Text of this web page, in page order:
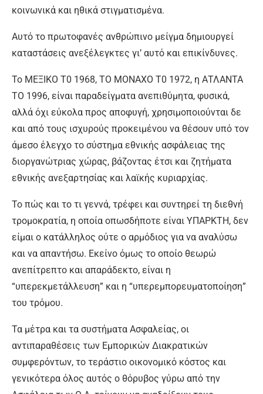
κοινωνικά και ηθικά στιγματισμένα.
Αυτό το πρωτοφανές ανθρώπινο μείγμα δημιουργεί
καταστάσεις ανεξέλεγκτες γι’ αυτό και επικίνδυνες.
Το ΜΕΞΙΚΟ Τ0 1968, ΤΟ ΜΟΝΑΧΟ Τ0 1972, η ΑΤΛΑΝΤΑ
ΤΟ 1996, είναι παραδείγματα ανεπιθύμητα, φυσικά,
αλλά όχι εύκολα προς αποφυγή, χρησιμοποιούνται δε
και από τους ισχυρούς προκειμένου να θέσουν υπό τον
άμεσο έλεγχο το σύστημα εθνικής ασφάλειας της
διοργανώτριας χώρας, βάζοντας έτσι και ζητήματα
εθνικής ανεξαρτησίας και λαϊκής κυριαρχίας.
Το πώς και το τι γεννά, τρέφει και συντηρεί τη διεθνή
τρομοκρατία, η οποία οπωσδήποτε είναι ΥΠΑΡΚΤΗ, δεν
είμαι ο κατάλληλος ούτε ο αρμόδιος για να αναλύσω
και να απαντήσω. Εκείνο όμως το οποίο θεωρώ
ανεπίτρεπτο και απαράδεκτο, είναι η
“υπερεκμετάλλευση” και η “υπερεμπορευματοποίηση”
του τρόμου.
Τα μέτρα και τα συστήματα Ασφαλείας, οι
αντιπαραθέσεις των Εμπορικών Διακρατικών
συμφερόντων, το τεράστιο οικονομικό κόστος και
γενικότερα όλος αυτός ο θόρυβος γύρω από την